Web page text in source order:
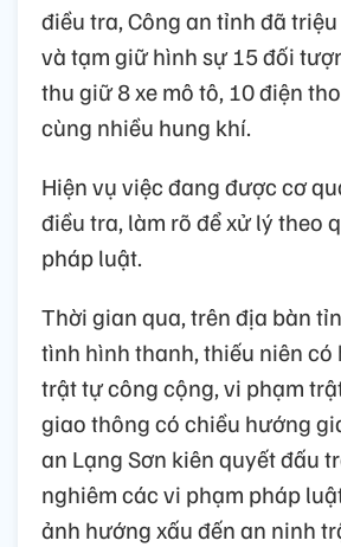
điều tra, Công an tỉnh đã
và tạm giữ hình sự 15 đối
thu giữ 8 xe mô tô, 10 điện
cùng nhiều hung khí.
Hiện vụ việc đang được cơ
điều tra, làm rõ để xử lý theo
pháp luật.
Thời gian qua, trên địa bàn
tình hình thanh, thiếu niên có
trật tự công cộng, vi phạm
giao thông có chiều hướng
an Lạng Sơn kiên quyết đấu
nghiêm các vi phạm pháp
ảnh hướng xấu đến an ninh